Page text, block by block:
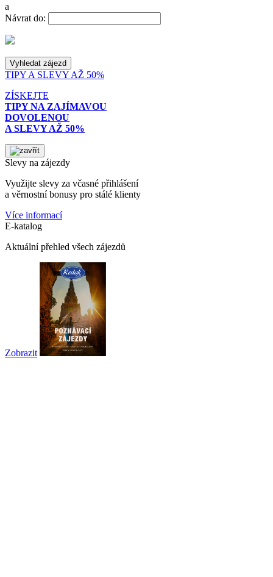
a
Návrat do:
TIPY A SLEVY AŽ 50%
ZÍSKEJTE
TIPY NA ZAJÍMAVOU
DOVOLENOU
A SLEVY AŽ 50%
Slevy na zájezdy
Využijte slevy za včasné přihlášení
a věrnostní bonusy pro stálé klienty
Více informací
E-katalog
Aktuální přehled všech zájezdů
Zobrazit